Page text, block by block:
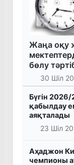
Жаңа оқу
бөлу
30 Шіл
Бүгін
қабылдау
аяқталады
23 Шіл
Аҳаджон
чемпионы